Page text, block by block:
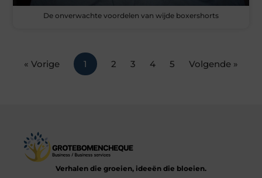
De onverwachte voordelen van wijde boxershorts
« Vorige 1 2 3 4 5 Volgende »
Verhalen die groeien, ideeën die bloeien.